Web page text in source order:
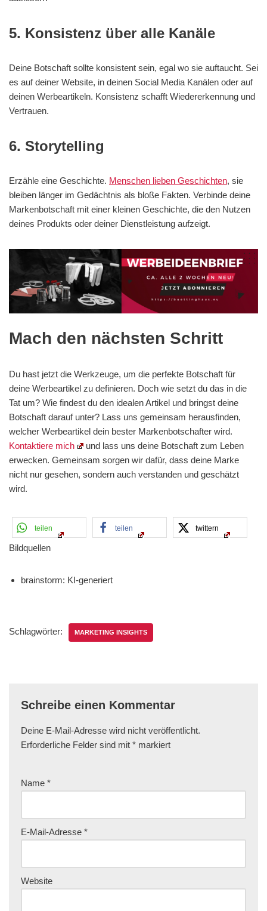
5. Konsistenz über alle Kanäle
Deine Botschaft sollte konsistent sein, egal wo sie auftaucht. Sei
es auf deiner Website, in deinen Social Media Kanälen oder auf
deinen Werbeartikeln. Konsistenz schafft Wiedererkennung und
Vertrauen.
6. Storytelling
Erzähle eine Geschichte. Menschen lieben Geschichten, sie
bleiben länger im Gedächtnis als bloße Fakten. Verbinde deine
Markenbotschaft mit einer kleinen Geschichte, die den Nutzen
deines Produkts oder deiner Dienstleistung aufzeigt.
Mach den nächsten Schritt
Du hast jetzt die Werkzeuge, um die perfekte Botschaft für
deine Werbeartikel zu definieren. Doch wie setzt du das in die
Tat um? Wie findest du den idealen Artikel und bringst deine
Botschaft darauf unter? Lass uns gemeinsam herausfinden,
welcher Werbeartikel dein bester Markenbotschafter wird.
Kontaktiere mich
und lass uns deine Botschaft zum Leben
erwecken. Gemeinsam sorgen wir dafür, dass deine Marke
nicht nur gesehen, sondern auch verstanden und geschätzt
wird.
teilen teilen twittern
Bildquellen
brainstorm: KI-generiert
Schlagwörter: MARKETING INSIGHTS
Schreibe einen Kommentar
Deine E-Mail-Adresse wird nicht veröffentlicht.
Erforderliche Felder sind mit * markiert
Name *
E-Mail-Adresse *
Website